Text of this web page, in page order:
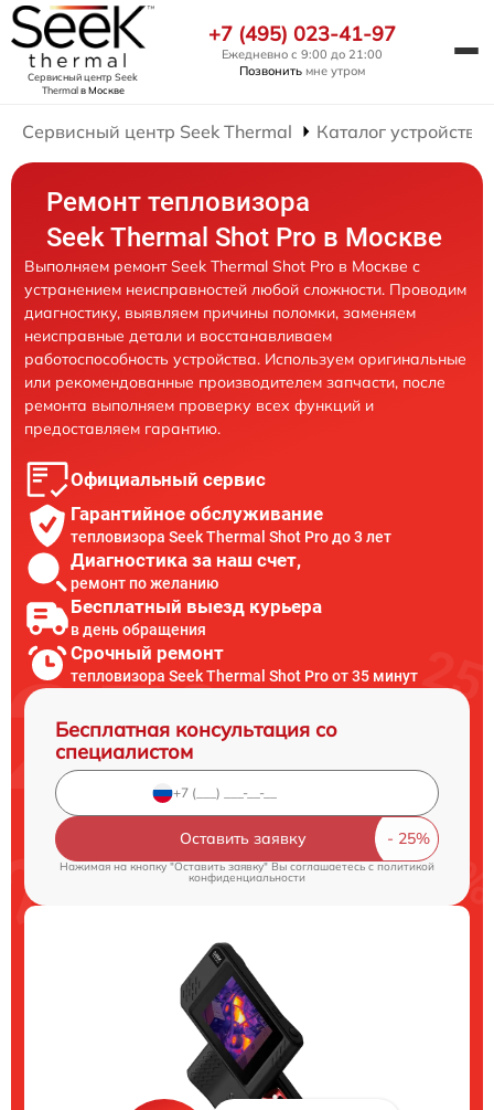
Сервисный центр Seek
Thermalв Москве
+7 (495) 023-41-97
Ежедневно с 9:00 до 21:00
Позвонить мне утром
Сервисный центр Seek Thermal Каталог устройств
Ремонт тепловизора
Seek Thermal Shot Pro в Москве
Выполняем ремонт Seek Thermal Shot Pro в Москве с
устранением неисправностей любой сложности. Проводим
диагностику, выявляем причины поломки, заменяем
неисправные детали и восстанавливаем
работоспособность устройства. Используем оригинальные
или рекомендованные производителем запчасти, после
ремонта выполняем проверку всех функций и
предоставляем гарантию.
Официальный сервис
Гарантийное обслуживание
тепловизора Seek Thermal Shot Pro до 3 лет
Диагностика за наш счет,
ремонт по желанию
Бесплатный выезд курьера
в день обращения
Срочный ремонт
тепловизора Seek Thermal Shot Pro от 35 минут
Бесплатная консультация со
специалистом
Оставить заявку
Нажимая на кнопку "Оставить заявку" Вы соглашаетесь cполитикой
конфиденциальности